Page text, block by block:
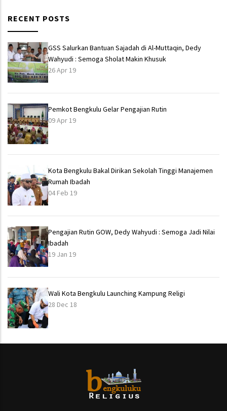
RECENT POSTS
GSS Salurkan Bantuan Sajadah di Al-Muttaqin, Dedy
Wahyudi : Semoga Sholat Makin Khusuk
26 Apr 19
Pemkot Bengkulu Gelar Pengajian Rutin
09 Apr 19
Kota Bengkulu Bakal Dirikan Sekolah Tinggi Manajemen
Rumah Ibadah
04 Feb 19
Pengajian Rutin GOW, Dedy Wahyudi : Semoga Jadi Nilai
Ibadah
19 Jan 19
Wali Kota Bengkulu Launching Kampung Religi
28 Dec 18